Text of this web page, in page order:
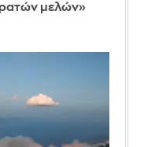
μελών»